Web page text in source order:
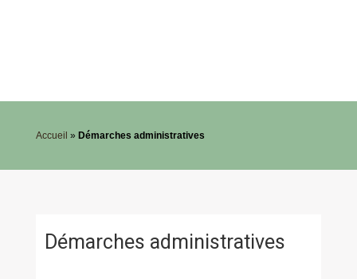
Accueil » Démarches administratives
Démarches administratives